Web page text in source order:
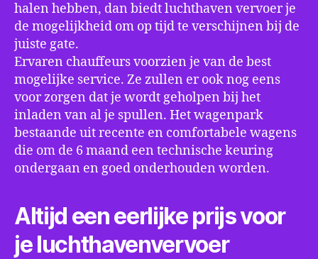
halen hebben, dan biedt luchthaven vervoer je
de mogelijkheid om op tijd te verschijnen bij de
juiste gate.
Ervaren chauffeurs voorzien je van de best
mogelijke service. Ze zullen er ook nog eens
voor zorgen dat je wordt geholpen bij het
inladen van al je spullen. Het wagenpark
bestaande uit recente en comfortabele wagens
die om de 6 maand een technische keuring
ondergaan en goed onderhouden worden.
Altijd een eerlijke prijs voor
je luchthavenvervoer